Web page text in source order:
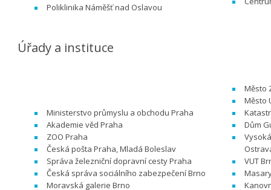
Poliklinika Náměšť nad Oslavou
Úřady a instituce
Ministerstvo průmyslu a obchodu Praha
Akademie věd Praha
ZOO Praha
Česká pošta Praha, Mladá Boleslav
Správa železniční dopravní cesty Praha
Česká správa sociálního zabezpečení Brno
Moravská galerie Brno
Město
Město
Dům
VUT